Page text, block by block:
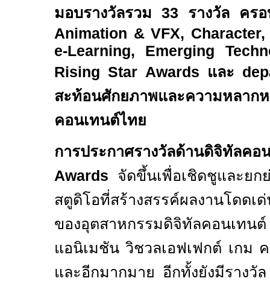
มอบรางวัลรวม 33 รางวัล คร
Animation & VFX,
e-Learning, Emerging
Rising Star Awards และ
สะท้อนศักยภาพและความหลาก
คอนเทนต์ไทย
การประกาศรางวัลด้านดิจิทั
Awards จัดขึ้นเพื่อเชิดชูและย
สตูดิโอที่สร้างสรรค์ผลงานโดดเ
ของอุตสาหกรรมดิจิทัลคอ
แอนิเมชัน วิชวลเอฟเฟกต์ เกม
และอีกมากมาย อีกทั้งยังมีรางวั